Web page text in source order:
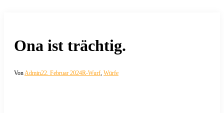
Ona ist trächtig.
VonAdmin22. Februar 2024R-Wurf, Würfe